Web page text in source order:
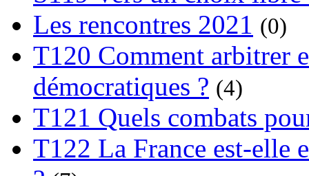
Les rencontres 2021 (0)
T120 Comment arbitrer
démocratiques ? (4)
T121 Quels combats
T122 La France est-elle